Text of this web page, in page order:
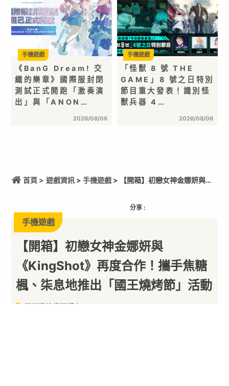
《BanG Dream! 交
織的樂章》國際服封閉
測試正式開跑「激奏演
出」與「ANON…
2026/08/06
手機遊戲
「怪獸 8 號 THE
GAME」8 號之日特別
節目重大發表！識別怪
獸兵器 4…
2026/08/06
手機遊戲
首頁 > 遊戲資訊> 手機遊戲> 【開箱】初戀女神金娜妍與
分享 :
手機遊戲
【開箱】初戀女神金娜妍與
《KingShot》再度合作！攜手焦糖
楓、柒息地推出「國王燒烤節」活動